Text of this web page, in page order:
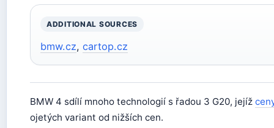
ADDITIONAL SOURCES
bmw.cz, cartop.cz
BMW 4 sdílí mnoho technologií s řadou 3 G20, jejíž
ojetých variant od nižších cen.